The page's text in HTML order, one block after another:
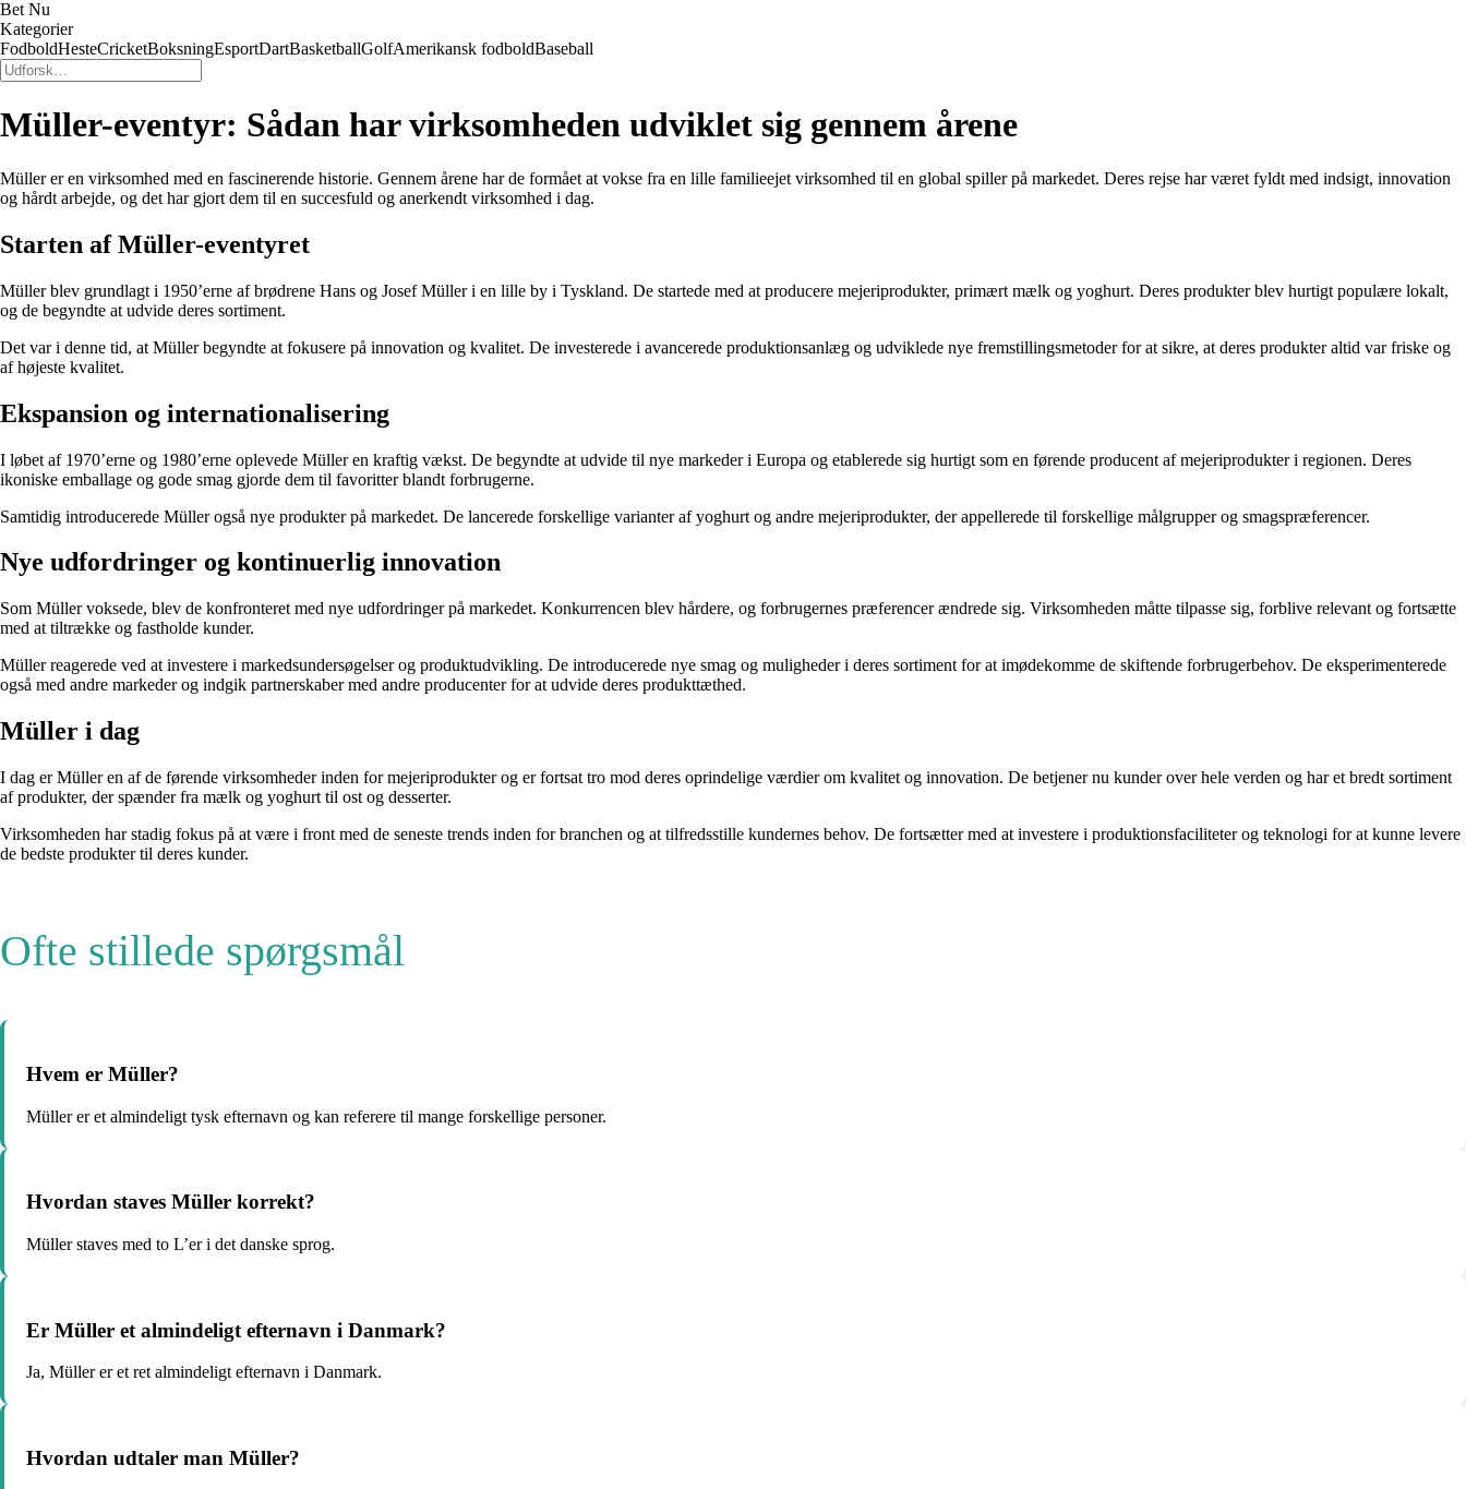
Bet Nu
Kategorier
FodboldHesteCricketBoksningEsportDartBasketballGolfAmerikansk fodboldBaseball
Müller-eventyr: Sådan har virksomheden udviklet sig gennem årene
Müller er en virksomhed med en fascinerende historie. Gennem årene har de formået at vokse fra en lille familieejet virksomhed til en global spiller på markedet. Deres rejse har været fyldt med indsigt, innovation
og hårdt arbejde, og det har gjort dem til en succesfuld og anerkendt virksomhed i dag.
Starten af Müller-eventyret
Müller blev grundlagt i 1950’erne af brødrene Hans og Josef Müller i en lille by i Tyskland. De startede med at producere mejeriprodukter, primært mælk og yoghurt. Deres produkter blev hurtigt populære lokalt,
og de begyndte at udvide deres sortiment.
Det var i denne tid, at Müller begyndte at fokusere på innovation og kvalitet. De investerede i avancerede produktionsanlæg og udviklede nye fremstillingsmetoder for at sikre, at deres produkter altid var friske og
af højeste kvalitet.
Ekspansion og internationalisering
I løbet af 1970’erne og 1980’erne oplevede Müller en kraftig vækst. De begyndte at udvide til nye markeder i Europa og etablerede sig hurtigt som en førende producent af mejeriprodukter i regionen. Deres
ikoniske emballage og gode smag gjorde dem til favoritter blandt forbrugerne.
Samtidig introducerede Müller også nye produkter på markedet. De lancerede forskellige varianter af yoghurt og andre mejeriprodukter, der appellerede til forskellige målgrupper og smagspræferencer.
Nye udfordringer og kontinuerlig innovation
Som Müller voksede, blev de konfronteret med nye udfordringer på markedet. Konkurrencen blev hårdere, og forbrugernes præferencer ændrede sig. Virksomheden måtte tilpasse sig, forblive relevant og fortsætte
med at tiltrække og fastholde kunder.
Müller reagerede ved at investere i markedsundersøgelser og produktudvikling. De introducerede nye smag og muligheder i deres sortiment for at imødekomme de skiftende forbrugerbehov. De eksperimenterede
også med andre markeder og indgik partnerskaber med andre producenter for at udvide deres produkttæthed.
Müller i dag
I dag er Müller en af de førende virksomheder inden for mejeriprodukter og er fortsat tro mod deres oprindelige værdier om kvalitet og innovation. De betjener nu kunder over hele verden og har et bredt sortiment
af produkter, der spænder fra mælk og yoghurt til ost og desserter.
Virksomheden har stadig fokus på at være i front med de seneste trends inden for branchen og at tilfredsstille kundernes behov. De fortsætter med at investere i produktionsfaciliteter og teknologi for at kunne levere
de bedste produkter til deres kunder.
Ofte stillede spørgsmål
Hvem er Müller?
Müller er et almindeligt tysk efternavn og kan referere til mange forskellige personer.
Hvordan staves Müller korrekt?
Müller staves med to L’er i det danske sprog.
Er Müller et almindeligt efternavn i Danmark?
Ja, Müller er et ret almindeligt efternavn i Danmark.
Hvordan udtaler man Müller?